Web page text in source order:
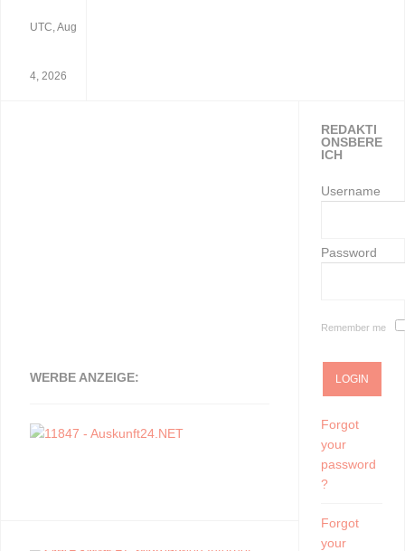
UTC, Aug
4, 2026
WERBE ANZEIGE:
REDAKTI
ONSBERE
ICH
Username
Password
Remember me
Forgot
your
password
?
Forgot
your